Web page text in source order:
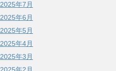
2025年7月
2025年6月
2025年5月
2025年4月
2025年3月